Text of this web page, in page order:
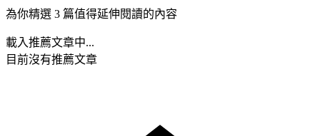
為你精選 3 篇值得延伸閱讀的內容
載入推薦文章中...
目前沒有推薦文章